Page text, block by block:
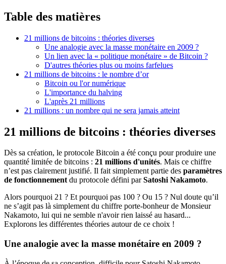
Table des matières
21 millions de bitcoins : théories diverses
Une analogie avec la masse monétaire en 2009 ?
Un lien avec la « politique monétaire » de Bitcoin ?
D'autres théories plus ou moins farfelues
21 millions de bitcoins : le nombre d’or
Bitcoin ou l'or numérique
L'importance du halving
L'après 21 millions
21 millions : un nombre qui ne sera jamais atteint
21 millions de bitcoins : théories diverses
Dès sa création, le protocole Bitcoin a été conçu pour produire une
quantité limitée de bitcoins : 21 millions d'unités. Mais ce chiffre
n’est pas clairement justifié. Il fait simplement partie des paramètres
de fonctionnementdu protocole défini parSatoshi Nakamoto.
Alors pourquoi 21 ? Et pourquoi pas 100 ? Ou 15 ? Nul doute qu’il
ne s’agit pas là simplement du chiffre porte-bonheur de Monsieur
Nakamoto, lui qui ne semble n'avoir rien laissé au hasard...
Explorons les différentes théories autour de ce choix !
Une analogie avec la masse monétaire en 2009 ?